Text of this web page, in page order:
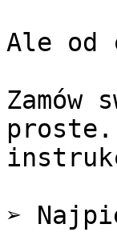
Ale od
➢